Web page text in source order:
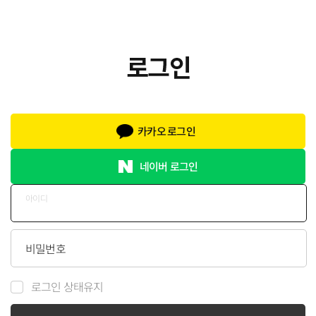
카카오 로그인
네이버 로그인
아이디
비밀번호
로그인 상태유지